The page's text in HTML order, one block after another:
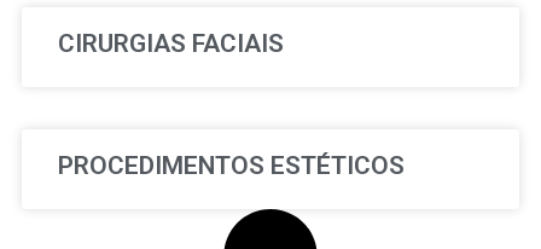
CIRURGIAS FACIAIS
PROCEDIMENTOS ESTÉTICOS